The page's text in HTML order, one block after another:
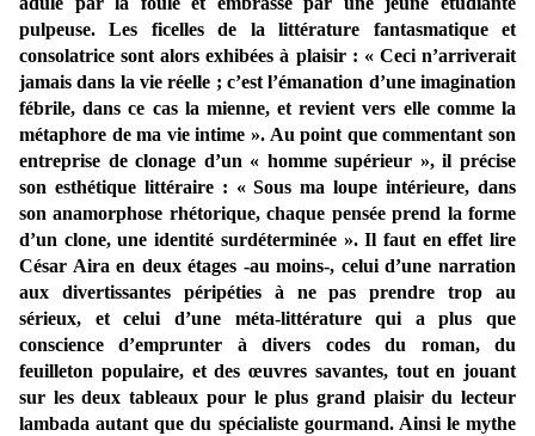
pulpeuse. Les ficelles de la littérature fantasmatique et
consolatrice sont alors exhibées à plaisir : « Ceci n’arriverait
jamais dans la vie réelle ; c’est l’émanation d’une imagination
fébrile, dans ce cas la mienne, et revient vers elle comme la
métaphore de ma vie intime ». Au point que commentant son
entreprise de clonage d’un « homme supérieur », il précise
son esthétique littéraire : « Sous ma loupe intérieure, dans
son anamorphose rhétorique, chaque pensée prend la forme
d’un clone, une identité surdéterminée ». Il faut en effet lire
César Aira en deux étages -au moins-, celui d’une narration
aux divertissantes péripéties à ne pas prendre trop au
sérieux, et celui d’une méta-littérature qui a plus que
conscience d’emprunter à divers codes du roman, du
feuilleton populaire, et des œuvres savantes, tout en jouant
sur les deux tableaux pour le plus grand plaisir du lecteur
lambada autant que du spécialiste gourmand. Ainsi le mythe